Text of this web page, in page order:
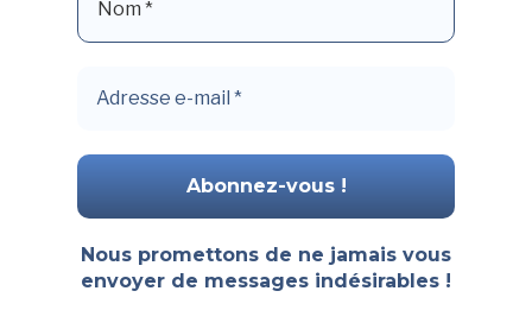
Nous promettons de ne jamais vous
envoyer de messages indésirables !